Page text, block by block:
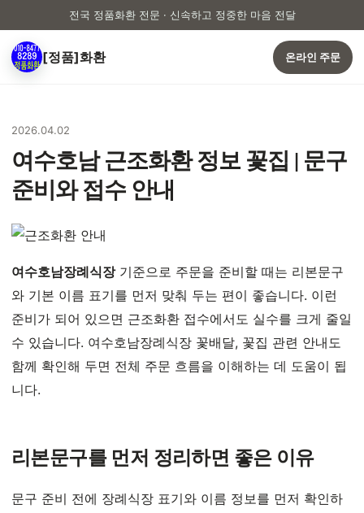
전국 정품화환 전문 · 신속하고 정중한 마음 전달
[정품]화환 온라인 주문
2026.04.02
여수호남 근조화환 정보 꽃집 | 문구
준비와 접수 안내
여수호남장례식장기준으로 주문을 준비할 때는 리본문구
와 기본 이름 표기를 먼저 맞춰 두는 편이 좋습니다. 이런
준비가 되어 있으면 근조화환 접수에서도 실수를 크게 줄일
수 있습니다. 여수호남장례식장 꽃배달, 꽃집 관련 안내도
함께 확인해 두면 전체 주문 흐름을 이해하는 데 도움이 됩
니다.
리본문구를 먼저 정리하면 좋은 이유
문구 준비 전에 장례식장 표기와 이름 정보를 먼저 확인하